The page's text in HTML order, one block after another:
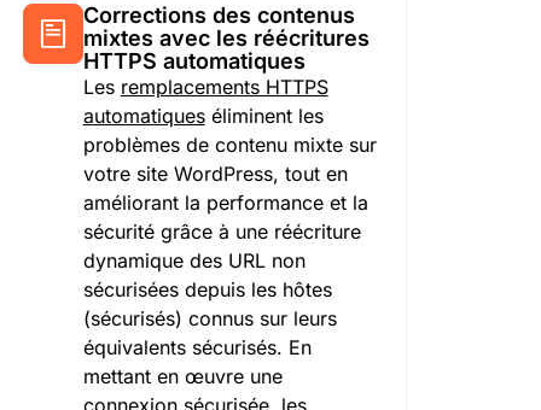
Corrections des contenus
mixtes avec les réécritures
HTTPS automatiques
Les remplacements HTTPS
automatiqueséliminent les
problèmes de contenu mixte sur
votre site WordPress, tout en
améliorant la performance et la
sécurité grâce à une réécriture
dynamique des URL non
sécurisées depuis les hôtes
(sécurisés) connus sur leurs
équivalents sécurisés. En
mettant en œuvre une
connexion sécurisée, les